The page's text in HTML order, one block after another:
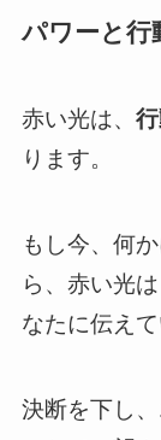
パワーと行
赤い光は、
ります。
もし今、何
ら、赤い光
なたに伝えて
決断を下し